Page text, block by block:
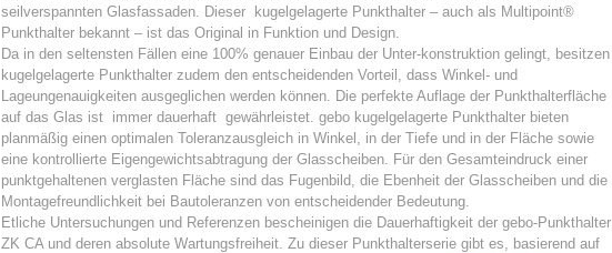
seilverspannten Glasfassaden. Dieser kugelgelagerte Punkthalter – auch als Multipoint®
Punkthalter bekannt – ist das Original in Funktion und Design.
Da in den seltensten Fällen eine 100% genauer Einbau der Unter-konstruktion gelingt, besitzen
kugelgelagerte Punkthalter zudem den entscheidenden Vorteil, dass Winkel- und
Lageungenauigkeiten ausgeglichen werden können. Die perfekte Auflage der Punkthalterfläche
auf das Glas ist immer dauerhaft gewährleistet. gebo kugelgelagerte Punkthalter bieten
planmäßig einen optimalen Toleranzausgleich in Winkel, in der Tiefe und in der Fläche sowie
eine kontrollierte Eigengewichtsabtragung der Glasscheiben. Für den Gesamteindruck einer
punktgehaltenen verglasten Fläche sind das Fugenbild, die Ebenheit der Glasscheiben und die
Montagefreundlichkeit bei Bautoleranzen von entscheidender Bedeutung.
Etliche Untersuchungen und Referenzen bescheinigen die Dauerhaftigkeit der gebo-Punkthalter
ZK CA und deren absolute Wartungsfreiheit. Zu dieser Punkthalterserie gibt es, basierend auf